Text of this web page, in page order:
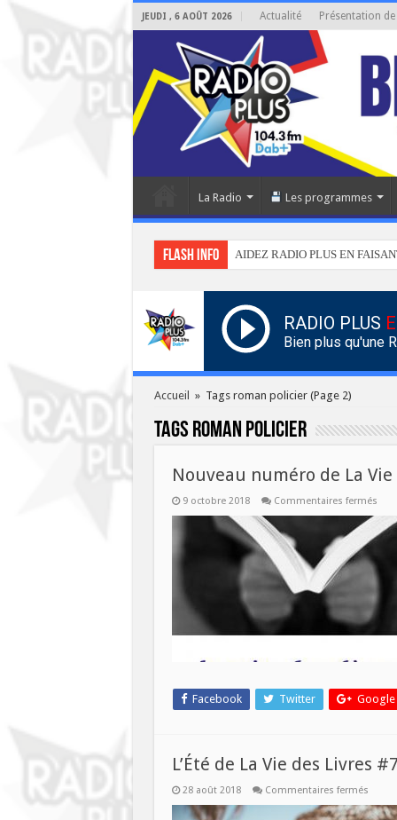
JEUDI , 6 AOÛT 2026 Actualité Présentation
La Radio Les programmes
Flash info AIDEZ RADIO PLUS EN
RADIO PLUS
Bien plus qu'une
Accueil » Tags roman policier(Page 2)
Tags roman policier
Nouveau numéro de La
9 octobre 2018 Commentaires ferméssur
de
des
Facebook Twitter Google
L’Été de La Vie des Livres
28 août 2018 Commentaires ferméssur
de